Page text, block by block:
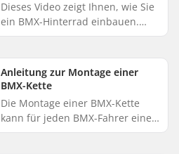
Dieses Video zeigt Ihnen, wie Sie
ein BMX-Hinterrad einbauen.
Legen Sie die Kette auf das
des Hinterrads. Setzen Sie das ...
Anleitung zur Montage einer
BMX-Kette
Die Montage einer BMX-Kette
kann für jeden BMX-Fahrer eine
ziemliche Herausforderung